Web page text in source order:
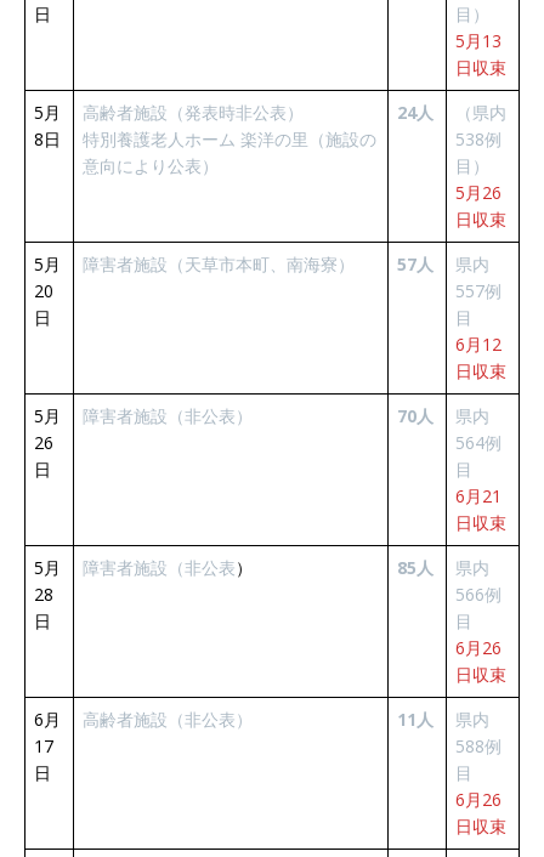
日
目）
5月13
日収束
5月
8日
高齢者施設（発表時非公表）
特別養護老人ホーム 楽洋の里（施設の
意向により公表）
24人
（県内
538例
目）
5月26
日収束
5月
20
日
障害者施設（天草市本町、南海寮） 57人
県内
557例
目
6月12
日収束
5月
26
日
障害者施設（非公表） 70人
県内
564例
目
6月21
日収束
5月
28
日
障害者施設（非公表） 85人
県内
566例
目
6月26
日収束
6月
17
日
高齢者施設（非公表） 11人
県内
588例
目
6月26
日収束